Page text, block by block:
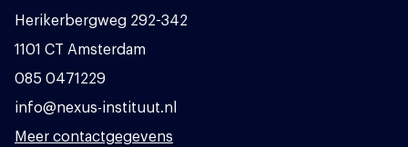
Herikerbergweg 292-342
1101 CT Amsterdam
085 0471229
info@nexus-instituut.nl
Meer contactgegevens